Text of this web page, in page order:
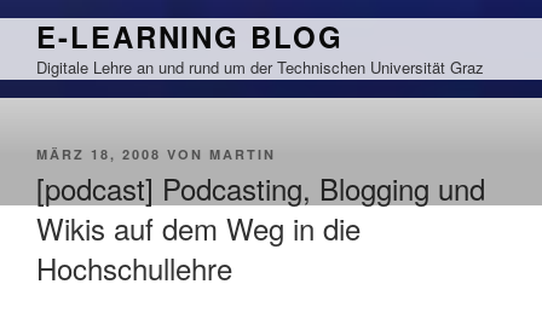
Zum
springen
E-LEARNING BLOG
Digitale Lehre an und rund um der Technischen Universität Graz
VERÖFFENTLICHT
MÄRZ 18, 2008 VON MARTIN
[podcast] Podcasting, Blogging und
Wikis auf dem Weg in die
Hochschullehre